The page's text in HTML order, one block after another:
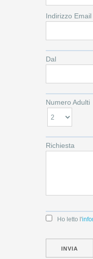
Indirizzo Email
Dal
Numero Adulti
Richiesta
Ho letto l'